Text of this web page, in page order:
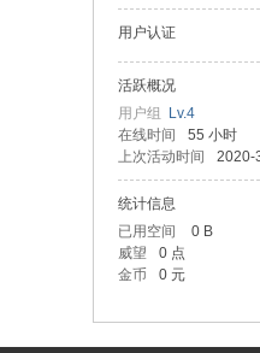
论
用户认证
活跃概况
用户组
Lv.4
在线时间
55 小时
上次活动时间
2020-
统计信息
已用空间
0 B
威望
0 点
金币
0 元